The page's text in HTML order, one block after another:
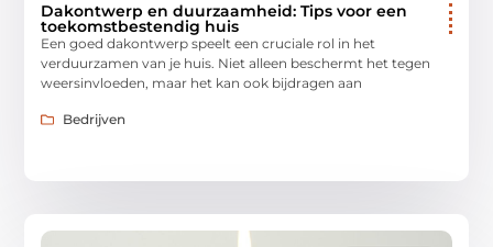
Dakontwerp en duurzaamheid: Tips voor een
toekomstbestendig huis
Een goed dakontwerp speelt een cruciale rol in het
verduurzamen van je huis. Niet alleen beschermt het tegen
weersinvloeden, maar het kan ook bijdragen aan
Bedrijven